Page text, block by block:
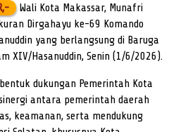
Wali Kota Makassar, Munafri
Dirgahayu ke-69 Komando
yang berlangsung di Baruga
XIV/Hasanuddin, Senin (1/6/2026).
dukungan Pemerintah Kota
antara pemerintah daerah
keamanan, serta mendukung